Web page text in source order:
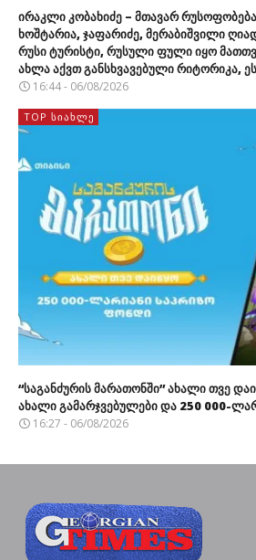
ირაკლი კობახიძე – მთავარ
ხოშტარია, ჯაფარიძე, მერაბიშვილი
რუსი ტურისტი, რუსული ფული იყო
ახლა აქვთ განსხვავებული რიტორიკა,
16:44 - 06/08/2026
TOP ᲡᲘᲐᲮᲚᲔ
“საგანძურის მარათონში” ახალი თვე
ახალი გამარჯვებულები და 250 000-
16:27 - 06/08/2026